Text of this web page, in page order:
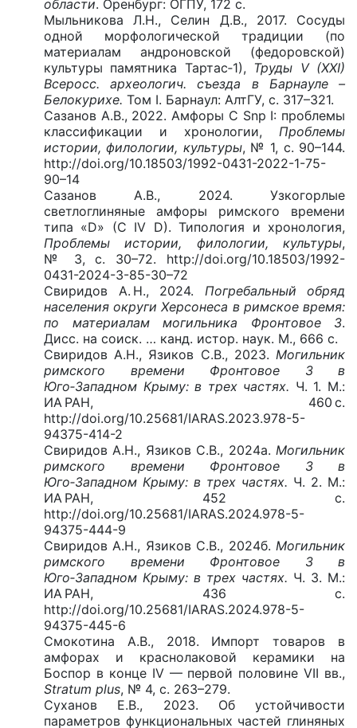
области. Оренбург: ОГПУ, 172 с.
Мыльникова Л.Н., Селин Д.В., 2017. Сосуды
одной морфологической традиции (по
материалам андроновской (федоровской)
культуры памятника Тартас‑1), Труды V (XXI)
Всеросс. археологич. съезда в Барнауле –
Белокурихе. Том I. Барнаул: АлтГУ, с. 317–321.
Сазанов А.В., 2022. Амфоры C Snp I: проблемы
классификации и хронологии, Проблемы
истории, филологии, культуры, № 1, с. 90–144.
http://doi.org/10.18503/1992-0431-2022-1-75-
90–14
Сазанов А.В., 2024. Узкогорлые
светлоглиняные амфоры римского времени
типа «D» (C IV D). Типология и хронология,
Проблемы истории, филологии, культуры,
№ 3, с. 30–72. http://doi.org/10.18503/1992-
0431-2024-3-85-30–72
Свиридов А. Н., 2024. Погребальный обряд
населения округи Херсонеса в римское время:
по материалам могильника Фронтовое 3.
Дисс. на соиск. … канд. истор. наук. М., 666 с.
Свиридов А.Н., Язиков С.В., 2023. Могильник
римского времени Фронтовое 3 в
Юго‑Западном Крыму: в трех частях. Ч. 1. М.:
ИА РАН, 460 с.
http://doi.org/10.25681/IARAS.2023.978-5-
94375-414-2
Свиридов А.Н., Язиков С.В., 2024а. Могильник
римского времени Фронтовое 3 в
Юго‑Западном Крыму: в трех частях. Ч. 2. М.:
ИА РАН, 452 с.
http://doi.org/10.25681/IARAS.2024.978-5-
94375-444-9
Свиридов А.Н., Язиков С.В., 2024б. Могильник
римского времени Фронтовое 3 в
Юго‑Западном Крыму: в трех частях. Ч. 3. М.:
ИА РАН, 436 с.
http://doi.org/10.25681/IARAS.2024.978-5-
94375-445-6
Смокотина А.В., 2018. Импорт товаров в
амфорах и краснолаковой керамики на
Боспор в конце IV — первой половине VII вв.,
Stratum plus, № 4, с. 263–279.
Суханов Е.В., 2023. Об устойчивости
параметров функциональных частей глиняных